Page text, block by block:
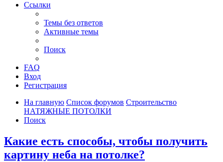
Ссылки
Темы без ответов
Активные темы
Поиск
FAQ
Вход
Регистрация
На главную Список форумов Строительство
НАТЯЖНЫЕ ПОТОЛКИ
Поиск
Какие есть способы, чтобы получить
картину неба на потолке?